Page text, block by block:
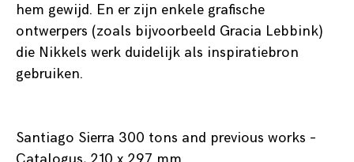
hem gewijd. En er zijn enkele grafische
ontwerpers (zoals bijvoorbeeld Gracia Lebbink)
die Nikkels werk duidelijk als inspiratiebron
gebruiken.
Santiago Sierra 300 tons and previous works –